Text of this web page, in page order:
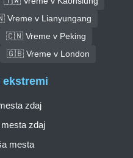
v Lianyungang
🇨🇳 Vreme v Peking
🇬🇧 Vreme v London
ekstremi
zdaj
zdaj
mesta